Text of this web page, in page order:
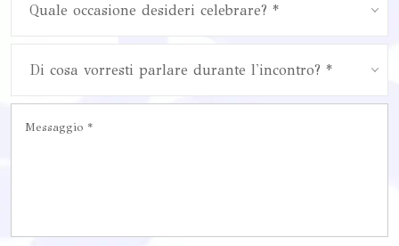
Quale occasione desideri celebrare? *
Di cosa vorresti parlare durante l'incontro? *